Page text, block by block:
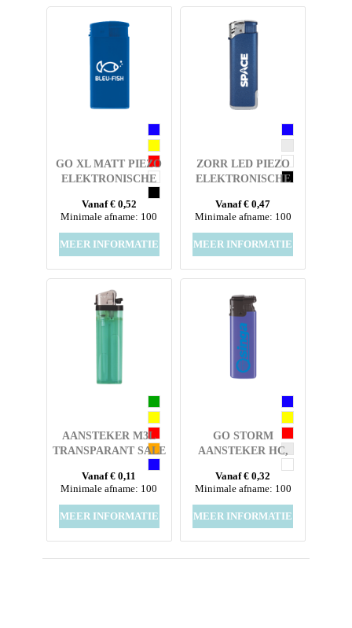
GO XL MATT PIEZO
ELEKTRONISCHE
NAVULBAAR
Vanaf € 0,52
Minimale afname: 100
MEER INFORMATIE
ZORR LED PIEZO
ELEKTRONISCHE
NAVULBAAR
Vanaf € 0,47
Minimale afname: 100
MEER INFORMATIE
AANSTEKER M3L
TRANSPARANT SALE
Vanaf € 0,11
Minimale afname: 100
MEER INFORMATIE
GO STORM
AANSTEKER HC,
Vanaf € 0,32
Minimale afname: 100
MEER INFORMATIE